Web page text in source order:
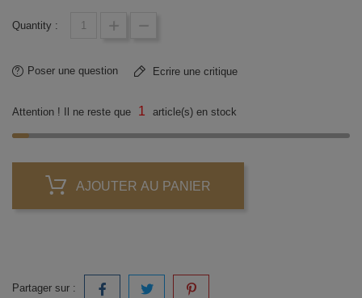
Quantity :
Poser une question Ecrire une critique
Attention ! Il ne reste que 1 article(s) en stock
AJOUTER AU PANIER
Partager sur :